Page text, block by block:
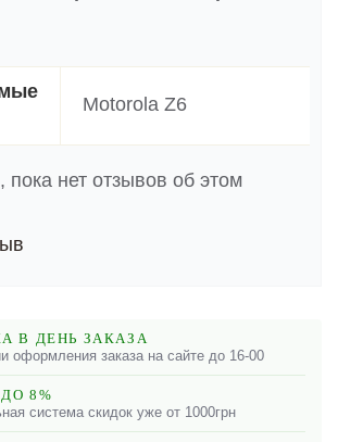
Motorola Z6
нет отзывов об этом
В ДЕНЬ ЗАКАЗА
оформления заказа на сайте до 16-00
8%
система скидок уже от 1000грн